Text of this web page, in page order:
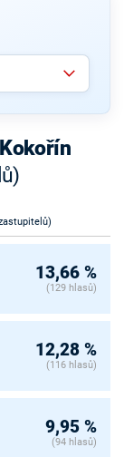
13,66 %
(129 hlasů)
12,28 %
(116 hlasů)
9,95 %
(94 hlasů)